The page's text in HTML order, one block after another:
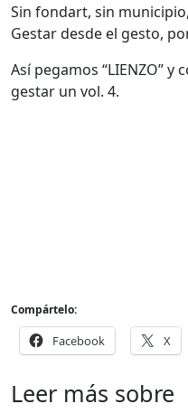
Sin fondart, sin
Gestar desde el gesto,
Así pegamos “LIENZO”
gestar un vol. 4.
Compártelo:
Facebook X
Leer más sobre